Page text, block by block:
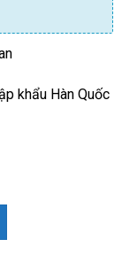
khẩu Hàn Quốc
số lượng